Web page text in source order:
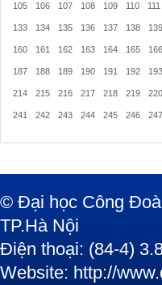
105 106 107 108 109 110 111
133 134 135 136 137 138 139
160 161 162 163 164 165 166
187 188 189 190 191 192 193
214 215 216 217 218 219 220
241 242 243 244 245 246 247
© Đại học Công
TP.Hà Nội
Điện thoại: (84-4)
Website: http://